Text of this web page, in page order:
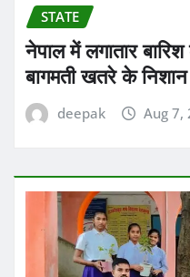
STATE
नेपाल में लगातार
बागमती खतरे के
deepak Aug 7,